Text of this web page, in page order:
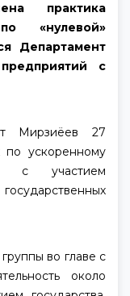
практика
«нулевой»
Департамент
с
Мирзиёев 27
по ускоренному
с участием
во главе с
около